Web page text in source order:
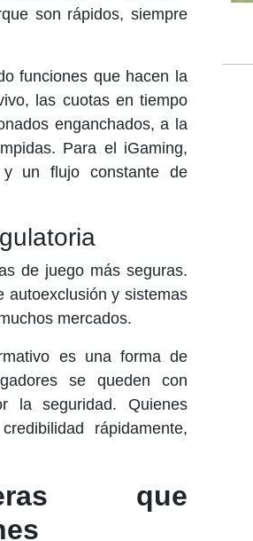
son rápidos, siempre
funciones que hacen la
las cuotas en tiempo
enganchados, a la
Para el iGaming,
un flujo constante de
de juego más seguras.
autoexclusión y sistemas
mercados.
es una forma de
se queden con
la seguridad. Quienes
rápidamente,
que